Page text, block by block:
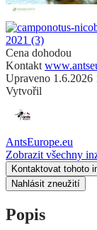
Cena dohodou
Kontakt
Upraveno 1.6.2026
Vytvořil
AntsEurope.eu
Zobrazit všechny
Kontaktovat tohoto
Nahlásit zneužití
Popis